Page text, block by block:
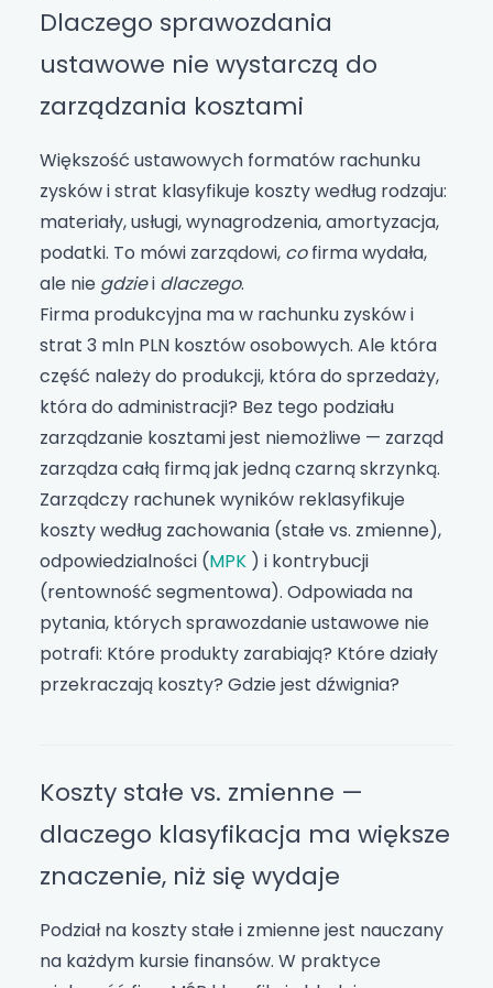
Dlaczego sprawozdania
ustawowe nie wystarczą do
zarządzania kosztami
Większość ustawowych formatów rachunku
zysków i strat klasyfikuje koszty według rodzaju:
materiały, usługi, wynagrodzenia, amortyzacja,
podatki. To mówi zarządowi, cofirma wydała,
ale nie gdziei dlaczego.
Firma produkcyjna ma w rachunku zysków i
strat 3 mln PLN kosztów osobowych. Ale która
część należy do produkcji, która do sprzedaży,
która do administracji? Bez tego podziału
zarządzanie kosztami jest niemożliwe — zarząd
zarządza całą firmą jak jedną czarną skrzynką.
Zarządczy rachunek wyników reklasyfikuje
koszty według zachowania (stałe vs. zmienne),
odpowiedzialności (MPK ) i kontrybucji
(rentowność segmentowa). Odpowiada na
pytania, których sprawozdanie ustawowe nie
potrafi: Które produkty zarabiają? Które działy
przekraczają koszty? Gdzie jest dźwignia?
Koszty stałe vs. zmienne —
dlaczego klasyfikacja ma większe
znaczenie, niż się wydaje
Podział na koszty stałe i zmienne jest nauczany
na każdym kursie finansów. W praktyce